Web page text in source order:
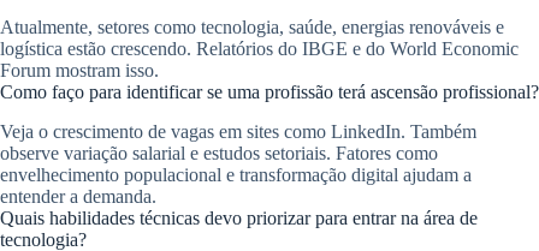
Atualmente, setores como tecnologia, saúde, energias renováveis e
logística estão crescendo. Relatórios do IBGE e do World Economic
Forum mostram isso.
Como faço para identificar se uma profissão terá ascensão profissional?
Veja o crescimento de vagas em sites como LinkedIn. Também
observe variação salarial e estudos setoriais. Fatores como
envelhecimento populacional e transformação digital ajudam a
entender a demanda.
Quais habilidades técnicas devo priorizar para entrar na área de
tecnologia?